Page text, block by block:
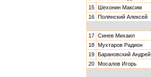
15 Шехонин Максим
16 Полянский Алексей
17 Синев Михаил
18 Мухтаров Радион
19 Барановский Андрей
20 Мосалов Игорь